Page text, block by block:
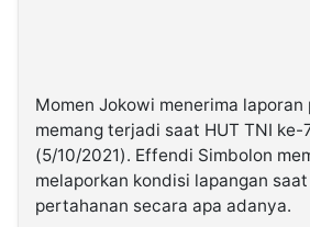
Momen Jokowi menerima laporan
memang terjadi saat HUT TNI ke-
(5/10/2021). Effendi Simbolon
melaporkan kondisi lapangan
pertahanan secara apa adanya.